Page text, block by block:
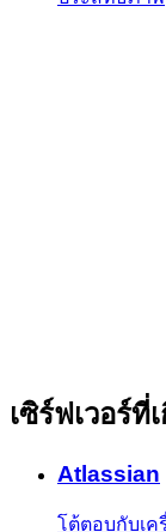
เซิร์ฟเวอร์ที่
Atlassian
โต้ตอบกับเค